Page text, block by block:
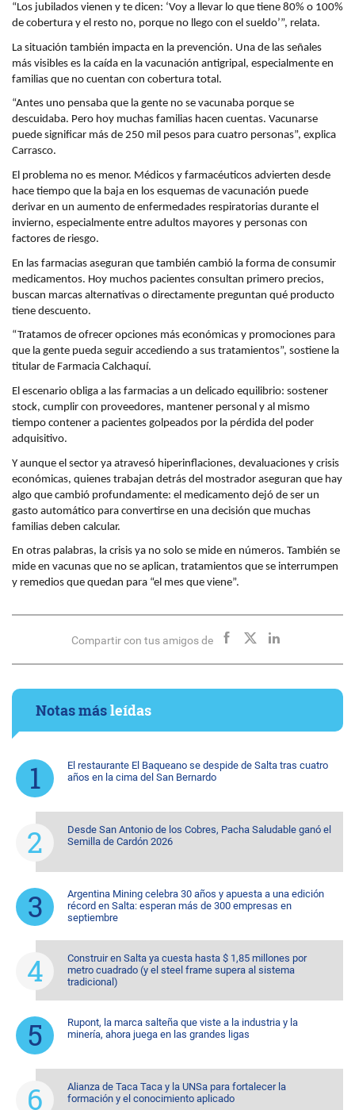
“Los jubilados vienen y te dicen: ‘Voy a llevar lo que tiene 80% o 100%
de cobertura y el resto no, porque no llego con el sueldo’”, relata.
La situación también impacta en la prevención. Una de las señales
más visibles es la caída en la vacunación antigripal, especialmente en
familias que no cuentan con cobertura total.
“Antes uno pensaba que la gente no se vacunaba porque se
descuidaba. Pero hoy muchas familias hacen cuentas. Vacunarse
puede significar más de 250 mil pesos para cuatro personas”, explica
Carrasco.
El problema no es menor. Médicos y farmacéuticos advierten desde
hace tiempo que la baja en los esquemas de vacunación puede
derivar en un aumento de enfermedades respiratorias durante el
invierno, especialmente entre adultos mayores y personas con
factores de riesgo.
En las farmacias aseguran que también cambió la forma de consumir
medicamentos. Hoy muchos pacientes consultan primero precios,
buscan marcas alternativas o directamente preguntan qué producto
tiene descuento.
“Tratamos de ofrecer opciones más económicas y promociones para
que la gente pueda seguir accediendo a sus tratamientos”, sostiene la
titular de Farmacia Calchaquí.
El escenario obliga a las farmacias a un delicado equilibrio: sostener
stock, cumplir con proveedores, mantener personal y al mismo
tiempo contener a pacientes golpeados por la pérdida del poder
adquisitivo.
Y aunque el sector ya atravesó hiperinflaciones, devaluaciones y crisis
económicas, quienes trabajan detrás del mostrador aseguran que hay
algo que cambió profundamente: el medicamento dejó de ser un
gasto automático para convertirse en una decisión que muchas
familias deben calcular.
En otras palabras, la crisis ya no solo se mide en números. También se
mide en vacunas que no se aplican, tratamientos que se interrumpen
y remedios que quedan para “el mes que viene”.
Compartir con tus amigos de
Notas másleídas
El restaurante El Baqueano se despide de Salta tras cuatro
años en la cima del San Bernardo
Desde San Antonio de los Cobres, Pacha Saludable ganó el
Semilla de Cardón 2026
Argentina Mining celebra 30 años y apuesta a una edición
récord en Salta: esperan más de 300 empresas en
septiembre
Construir en Salta ya cuesta hasta $ 1,85 millones por
metro cuadrado (y el steel frame supera al sistema
tradicional)
Rupont, la marca salteña que viste a la industria y la
minería, ahora juega en las grandes ligas
Alianza de Taca Taca y la UNSa para fortalecer la
formación y el conocimiento aplicado